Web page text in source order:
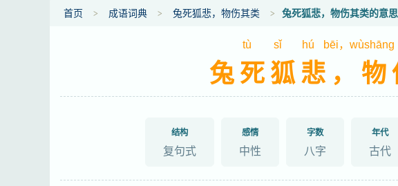
首页 成语词典 兔死狐悲，物伤其类 兔死狐悲，物伤其类的意思
tù sǐ hú bēi，wùshāng
兔死狐悲，物
结构
复句式
感情
中性
字数
八字
年代
古代